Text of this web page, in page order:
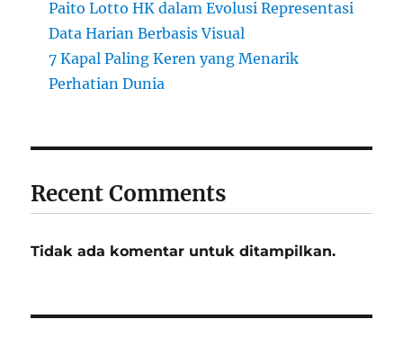
Paito Lotto HK dalam Evolusi Representasi
Data Harian Berbasis Visual
7 Kapal Paling Keren yang Menarik
Perhatian Dunia
Recent Comments
Tidak ada komentar untuk ditampilkan.